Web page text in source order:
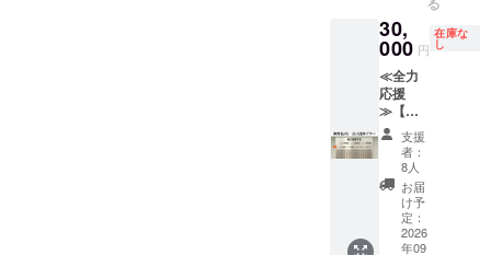
ト。 ①
～③は
まとめ
て宅急
便にて
郵送い
たしま
す。
④HP内
特設
ページ
へのデ
ジタル
芳名 ※
す。 ※
公序良
俗に反
する名
称、
パーク
の品位
を損な
う恐れ
のある
表記は
お断り
する場
の名
称・商
標等は
不可）
※書体は
統一書
体とい
たしま
す。 ※
メッ
セージ
と名称
などの
治体、
または
実在す
る団体
（競技
団体・
NPO
等）等
の名称
及び
メッ
セージ
のみ ※
りの幅
は統一
ま
す。）
※１名様
の個人
名のみ
とさせ
ていた
だきま
す。
②HP内
出期
間：
2026年
9月1
日〜ス
ポーツ
パーク
営業終
了まで
掲出方
法：ク
ラブハ
ウス入
30,
000 円
在庫な
し
≪全力
応援
≫【御
芳名
（中）
・法人
プラ
ン】 ①
クラブ
ハウス
支援
者：
8人
お届
け予
定：
2026
年09